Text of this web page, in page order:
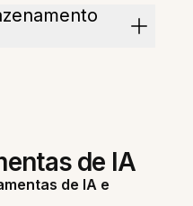
de IA
de IA e